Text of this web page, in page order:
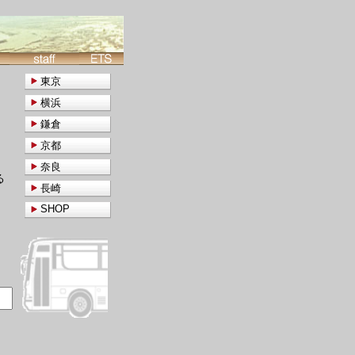
東京
横浜
鎌倉
京都
奈良
長崎
SHOP